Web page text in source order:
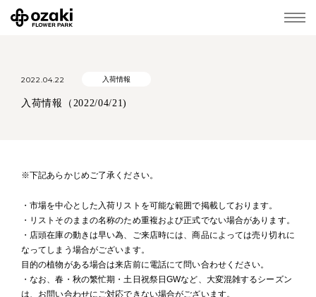
2022.04.22 入荷情報
入荷情報（2022/04/21)
※下記あらかじめご了承ください。
・市場を中心とした入荷リストを可能な範囲で掲載しております。
・リストそのままの名称のため重複および正式でない場合があります。
・店頭在庫の動きは早い為、ご来店時には、商品によっては売り切れに
なってしまう場合がございます。
目的の植物がある場合は来店前に電話にて問い合わせください。
・なお、春・秋の繁忙期・土日祝祭日GWなど、大変混雑するシーズン
は、お問い合わせにご対応できない場合がございます。